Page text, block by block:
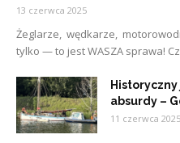
13 czerwca 2025
Żeglarze, wędkarze,
tylko — to jest WASZA sprawa!
absurdy –
11 czerwca 2025